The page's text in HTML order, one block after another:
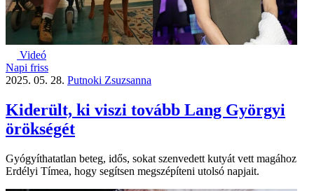
Videó
Napi friss
2025. 05. 28. Putnoki Zsuzsanna
Kiderült, ki viszi tovább Lang Györgyi
örökségét
Gyógyíthatatlan beteg, idős, sokat szenvedett kutyát vett magához
Erdélyi Tímea, hogy segítsen megszépíteni utolsó napjait.